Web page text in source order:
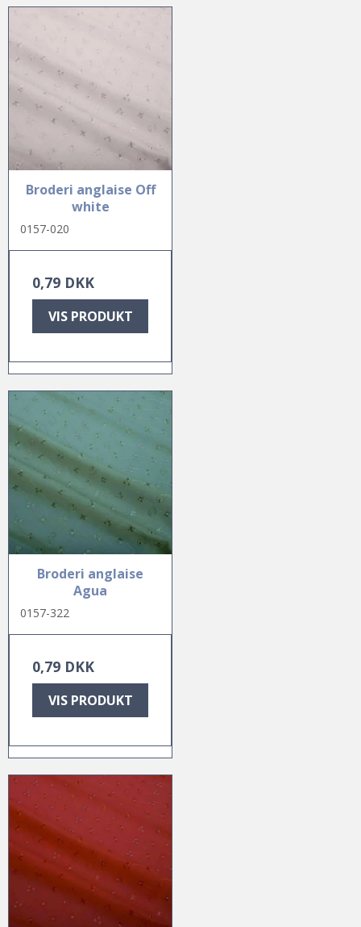
Broderi anglaise Off
white
0157-020
0,79 DKK
VIS PRODUKT
Broderi anglaise
Agua
0157-322
0,79 DKK
VIS PRODUKT